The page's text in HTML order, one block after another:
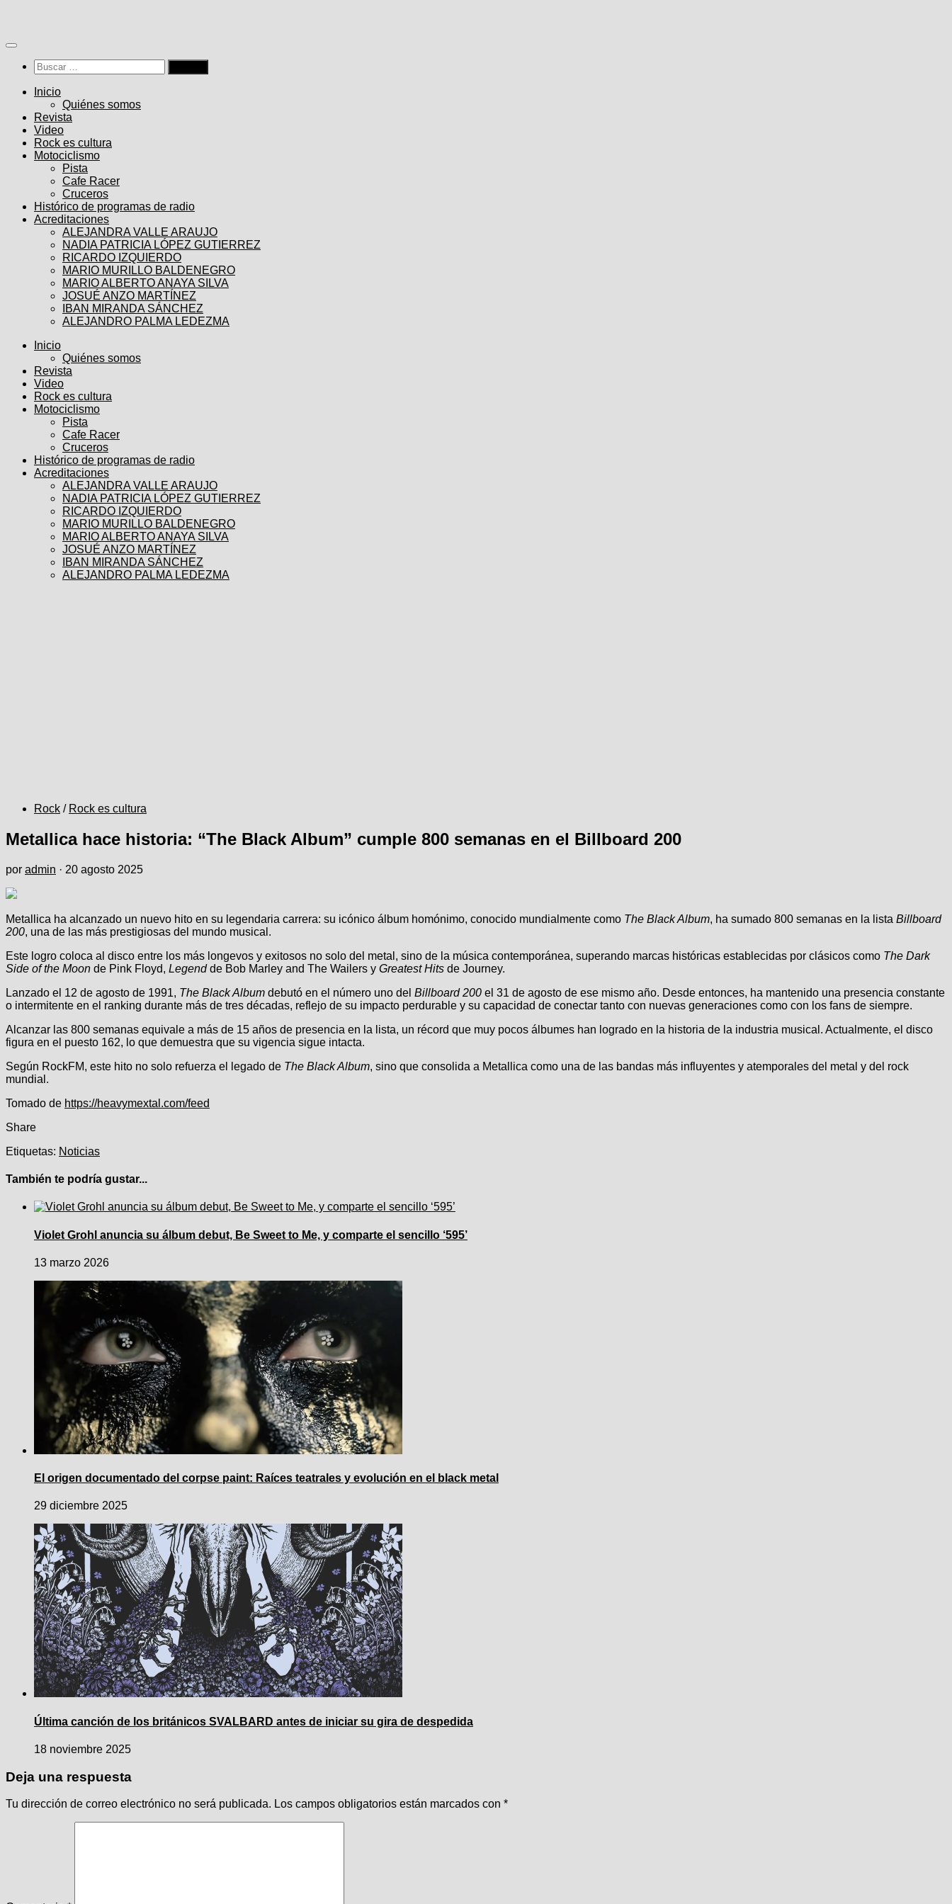
contenido
Buscar:
Inicio
Quiénes somos
Revista
Video
Rock es cultura
Motociclismo
Pista
Cafe Racer
Cruceros
Histórico de programas de radio
Acreditaciones
ALEJANDRA VALLE ARAUJO
NADIA PATRICIA LÓPEZ GUTIERREZ
RICARDO IZQUIERDO
MARIO MURILLO BALDENEGRO
MARIO ALBERTO ANAYA SILVA
JOSUÉ ANZO MARTÍNEZ
IBAN MIRANDA SÁNCHEZ
ALEJANDRO PALMA LEDEZMA
Inicio
Quiénes somos
Revista
Video
Rock es cultura
Motociclismo
Pista
Cafe Racer
Cruceros
Histórico de programas de radio
Acreditaciones
ALEJANDRA VALLE ARAUJO
NADIA PATRICIA LÓPEZ GUTIERREZ
RICARDO IZQUIERDO
MARIO MURILLO BALDENEGRO
MARIO ALBERTO ANAYA SILVA
JOSUÉ ANZO MARTÍNEZ
IBAN MIRANDA SÁNCHEZ
ALEJANDRO PALMA LEDEZMA
Rock / Rock es cultura
Metallica hace historia: “The Black Album” cumple 800 semanas en el Billboard 200
por admin · 20 agosto 2025
Metallica ha alcanzado un nuevo hito en su legendaria carrera: su icónico álbum homónimo, conocido mundialmente como The Black Album, ha sumado 800 semanas en la lista Billboard
200, una de las más prestigiosas del mundo musical.
Este logro coloca al disco entre los más longevos y exitosos no solo del metal, sino de la música contemporánea, superando marcas históricas establecidas por clásicos como The Dark
Side of the Moon de Pink Floyd, Legendde Bob Marley and The Wailers y Greatest Hits de Journey.
Lanzado el 12 de agosto de 1991, The Black Album debutó en el número uno del Billboard 200 el 31 de agosto de ese mismo año. Desde entonces, ha mantenido una presencia constante
o intermitente en el ranking durante más de tres décadas, reflejo de su impacto perdurable y su capacidad de conectar tanto con nuevas generaciones como con los fans de siempre.
Alcanzar las 800 semanas equivale a más de 15 años de presencia en la lista, un récord que muy pocos álbumes han logrado en la historia de la industria musical. Actualmente, el disco
figura en el puesto 162, lo que demuestra que su vigencia sigue intacta.
Según RockFM, este hito no solo refuerza el legado de The Black Album, sino que consolida a Metallica como una de las bandas más influyentes y atemporales del metal y del rock
mundial.
Tomado de https://heavymextal.com/feed
Share
Etiquetas: Noticias
También te podría gustar...
Violet Grohl anuncia su álbum debut, Be Sweet to Me, y comparte el sencillo ‘595’
13 marzo 2026
El origen documentado del corpse paint: Raíces teatrales y evolución en el black metal
29 diciembre 2025
Última canción de los británicos SVALBARD antes de iniciar su gira de despedida
18 noviembre 2025
Deja una respuesta
Tu dirección de correo electrónico no será publicada. Los campos obligatorios están marcados con *